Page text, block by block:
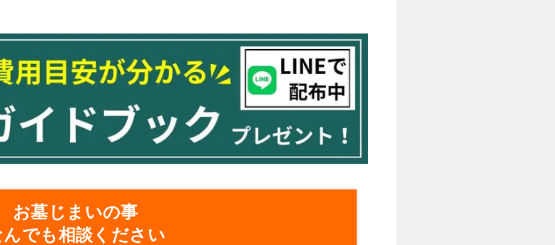
お墓じまいの事
んでも相談ください